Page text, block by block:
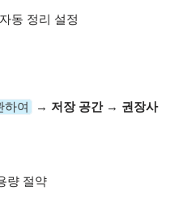
동 정리 설정
여 → 저장 공간→ 권장사
량 절약